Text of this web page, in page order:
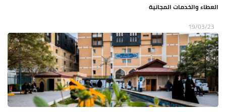
العطاء والخدمات المجانية
19/03/23